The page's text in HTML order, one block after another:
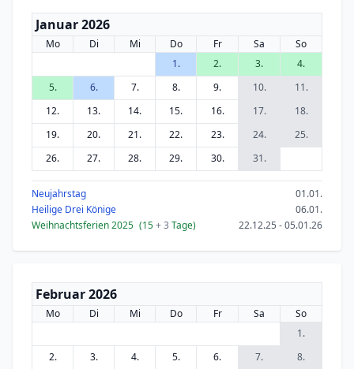
Januar 2026
Mo Di Mi Do Fr Sa
So
1.
2. 3.
4.
5.
6. 7. 8. 9. 10.
11.
12.
13. 14. 15. 16. 17.
18.
19.
20. 21. 22. 23. 24.
25.
26.
27. 28. 29. 30. 31.
Neujahrstag
01.01.
Heilige Drei Könige
06.01.
Weihnachtsferien 2025 (15+ 3 Tage) 22.12.25 - 05.01.26
Februar 2026
Mo Di Mi Do Fr Sa
So
1.
2.
3. 4. 5. 6. 7.
8.